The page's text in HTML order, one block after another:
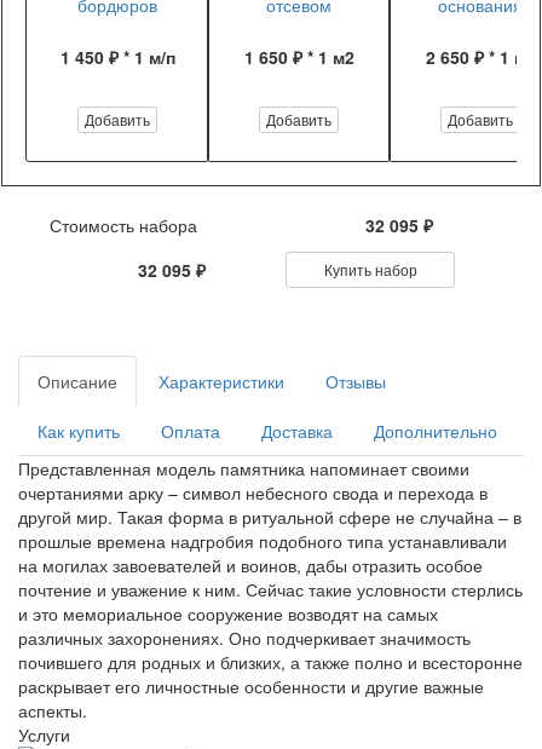
1 450 ₽ * 1 м/п
Добавить
1 650 ₽ * 1 м2
Добавить
2 650 ₽ * 1 м2
Добавить
Стоимость набора
32 095 ₽
32 095 ₽
Купить набор
Описание Характеристики Отзывы
Как купить Оплата Доставка
Дополнительно
Представленная модель памятника напоминает своими
очертаниями арку – символ небесного свода и перехода в
другой мир. Такая форма в ритуальной сфере не случайна – в
прошлые времена надгробия подобного типа устанавливали
на могилах завоевателей и воинов, дабы отразить особое
почтение и уважение к ним. Сейчас такие условности стерлись
и это мемориальное сооружение возводят на самых
различных захоронениях. Оно подчеркивает значимость
почившего для родных и близких, а также полно и всесторонне
раскрывает его личностные особенности и другие важные
аспекты.
Услуги